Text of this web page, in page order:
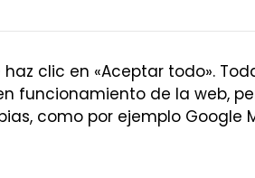
APEF
Profesional de Educadores y Centros
clic en «Aceptar todo».
funcionamiento de la web,
como por ejemplo Google